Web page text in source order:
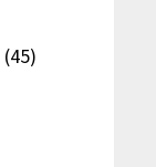
(45)